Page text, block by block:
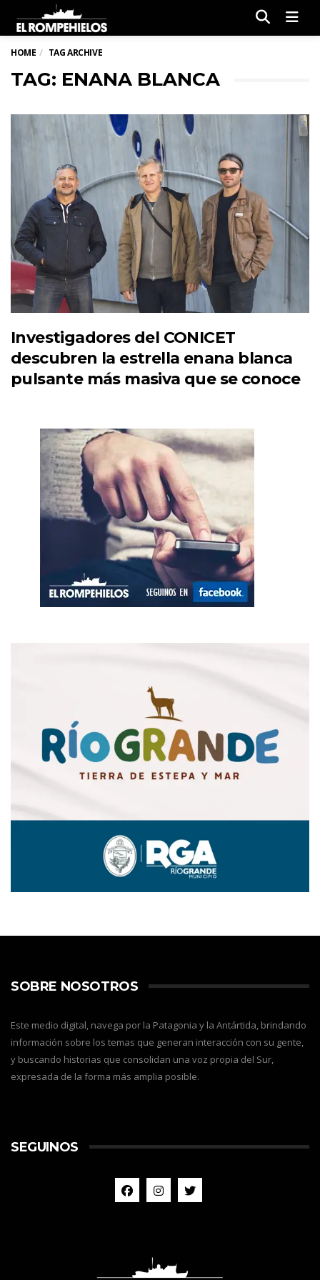
HOME TAG ARCHIVE
TAG: ENANA BLANCA
Investigadores del CONICET
descubren la estrella enana blanca
pulsante más masiva que se conoce
SOBRE NOSOTROS
Este medio digital, navega por la Patagonia y la Antártida, brindando
información sobre los temas que generan interacción con su gente,
y buscando historias que consolidan una voz propia del Sur,
expresada de la forma más amplia posible.
SEGUINOS